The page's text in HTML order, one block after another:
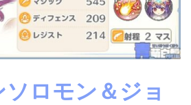
ロモン＆ジョ